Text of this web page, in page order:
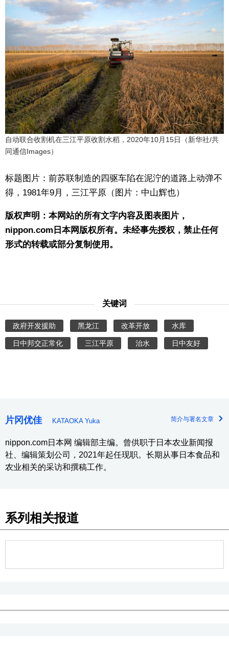
自动联合收割机在三江平原收割水稻，2020年10月15日（新华社/共
同通信Images）
标题图片：前苏联制造的四驱车陷在泥泞的道路上动弹不
得，1981年9月，三江平原（图片：中山辉也）
版权声明：本网站的所有文字内容及图表图片，
nippon.com日本网版权所有。未经事先授权，禁止任何
形式的转载或部分复制使用。
关键词
政府开发援助 黑龙江 改革开放 水库
日中邦交正常化 三江平原 治水 日中友好
片冈优佳 KATAOKA Yuka 简介与署名文章
nippon.com日本网 编辑部主编。曾供职于日本农业新闻报
社、编辑策划公司，2021年起任现职。长期从事日本食品和
农业相关的采访和撰稿工作。
系列相关报道